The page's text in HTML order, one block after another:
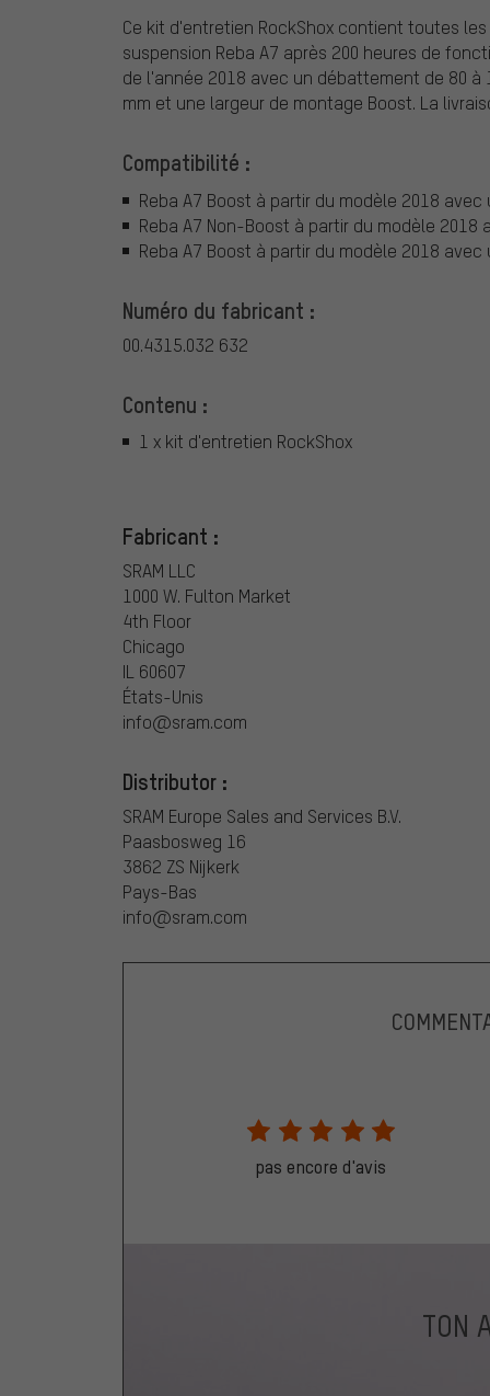
Ce kit d'entretien RockShox contient toutes
suspension Reba A7 après 200 heures de
de l'année 2018 avec un débattement de 80
mm et une largeur de montage Boost. La
Compatibilité :
Reba A7 Boost à partir du modèle 2018
Reba A7 Non-Boost à partir du modèle
Reba A7 Boost à partir du modèle 2018
Numéro du fabricant :
00.4315.032 632
Contenu :
1 x kit d'entretien RockShox
Fabricant :
SRAM LLC
1000 W. Fulton Market
4th Floor
Chicago
IL 60607
États-Unis
info@sram.com
Distributor :
SRAM Europe Sales and Services B.V.
Paasbosweg 16
3862 ZS Nijkerk
Pays-Bas
info@sram.com
pas encore d'avis
TON